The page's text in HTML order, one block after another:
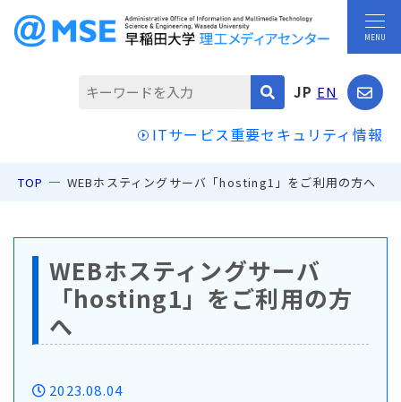
JP EN
ITサービス重要セキュリティ情報
TOP WEBホスティングサーバ「hosting1」をご利用の方へ
WEBホスティングサーバ
「hosting1」をご利用の方
へ
2023.08.04